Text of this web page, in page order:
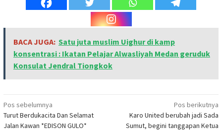
BACA JUGA: Satu juta muslim Uighur di kamp
konsentrasi : Ikatan Pelajar Alwasliyah Medan geruduk
Konsulat Jendral Tiongkok
Navigasi
pos
Pos sebelumnya
Turut Berdukacita Dan Selamat
Jalan Kawan *EDISON GULO*
Pos berikutnya
Karo United berubah jadi Sada
Sumut, begini tanggapan Ketua